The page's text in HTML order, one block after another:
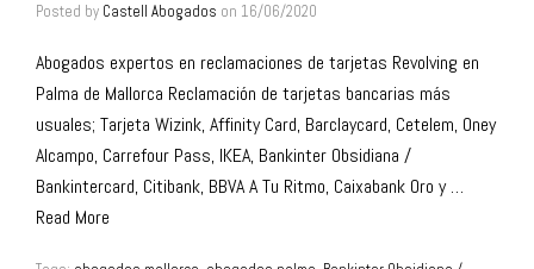
Posted by Castell Abogados on 16/06/2020
Abogados expertos en reclamaciones de tarjetas Revolving en
Palma de Mallorca Reclamación de tarjetas bancarias más
usuales; Tarjeta Wizink, Affinity Card, Barclaycard, Cetelem, Oney
Alcampo, Carrefour Pass, IKEA, Bankinter Obsidiana /
Bankintercard, Citibank, BBVA A Tu Ritmo, Caixabank Oro y …
Read More